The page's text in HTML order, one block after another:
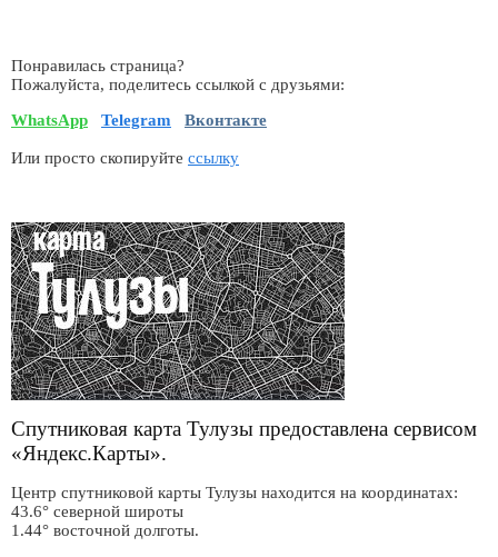
Понравилась страница?
Пожалуйста, поделитесь ссылкой с друзьями:
WhatsApp
Telegram Вконтакте
Или просто скопируйте ссылку
Спутниковая карта Тулузы предоставлена сервисом
«Яндекс.Карты».
Центр спутниковой карты Тулузы находится на координатах:
43.6° северной широты
1.44° восточной долготы.